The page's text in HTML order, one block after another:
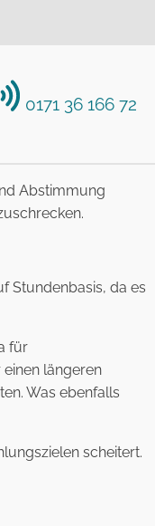
0171 36 166 72
Abstimmung
Stundenbasis, da es
für
längeren
Was ebenfalls
scheitert.